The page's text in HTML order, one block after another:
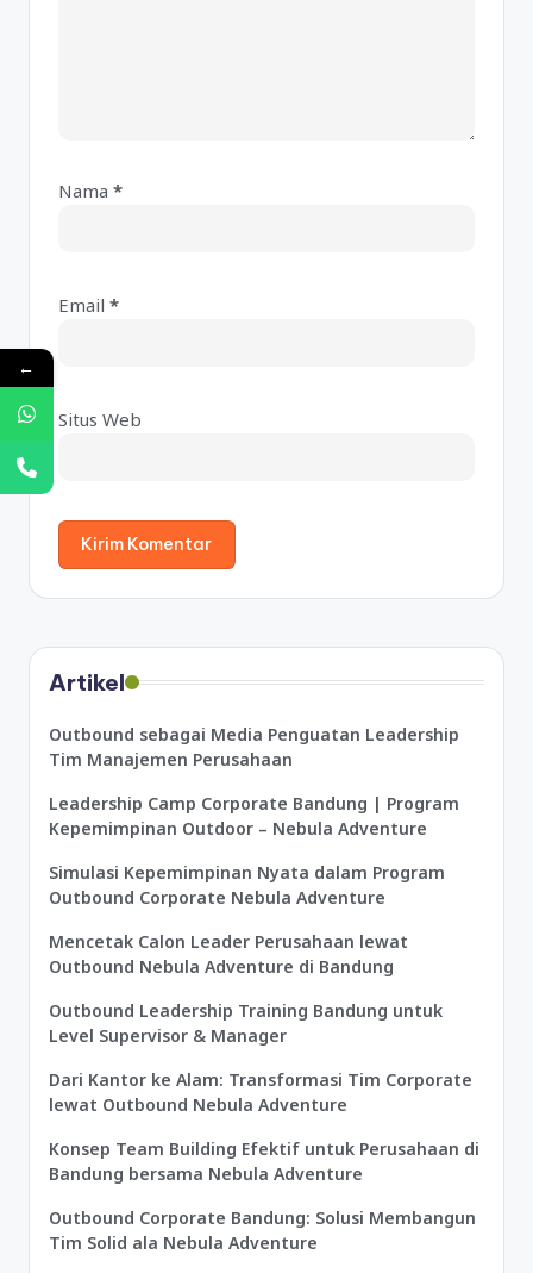
Nama *
Email *
Situs Web
r
v
Artikel
Outbound sebagai Media Penguatan Leadership
Tim Manajemen Perusahaan
Leadership Camp Corporate Bandung | Program
Kepemimpinan Outdoor – Nebula Adventure
Simulasi Kepemimpinan Nyata dalam Program
Outbound Corporate Nebula Adventure
Mencetak Calon Leader Perusahaan lewat
Outbound Nebula Adventure di Bandung
Outbound Leadership Training Bandung untuk
Level Supervisor & Manager
Dari Kantor ke Alam: Transformasi Tim Corporate
lewat Outbound Nebula Adventure
Konsep Team Building Efektif untuk Perusahaan di
Bandung bersama Nebula Adventure
Outbound Corporate Bandung: Solusi Membangun
Tim Solid ala Nebula Adventure
←